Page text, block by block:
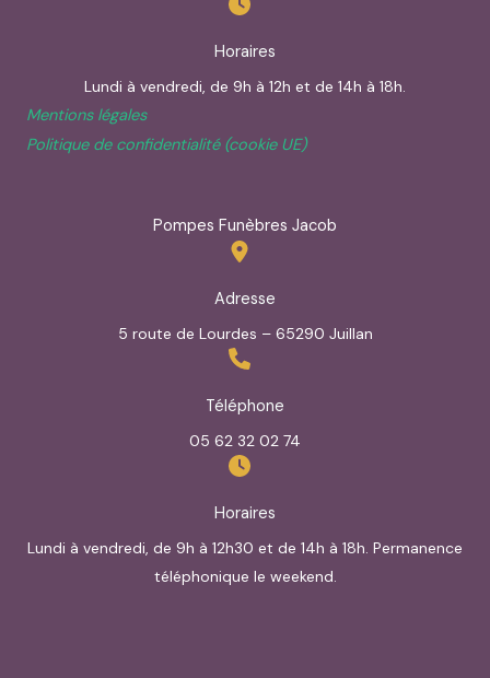
Horaires
Lundi à vendredi, de 9h à 12h et de 14h à 18h.
Mentions légales
Politique de confidentialité (cookie UE)
Pompes Funèbres Jacob
Adresse
5 route de Lourdes – 65290 Juillan
Téléphone
05 62 32 02 74
Horaires
Lundi à vendredi, de 9h à 12h30 et de 14h à 18h. Permanence
téléphonique le weekend.